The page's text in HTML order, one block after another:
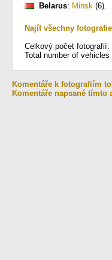
Belarus: Minsk (6).
Najít všechny
Celkový počet fotografií:
Total number of
Komentáře k fotografiím
Komentáře napsané tímto